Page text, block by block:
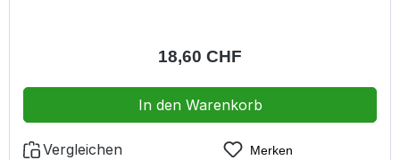
Regulärer Preis:
18,60 CHF
In den Warenkorb
Vergleichen Merken